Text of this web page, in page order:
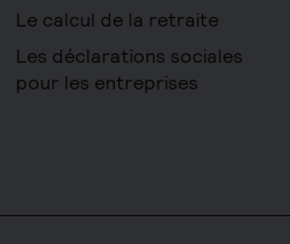
Le calcul de la retraite
Les déclarations sociales
pour les entreprises